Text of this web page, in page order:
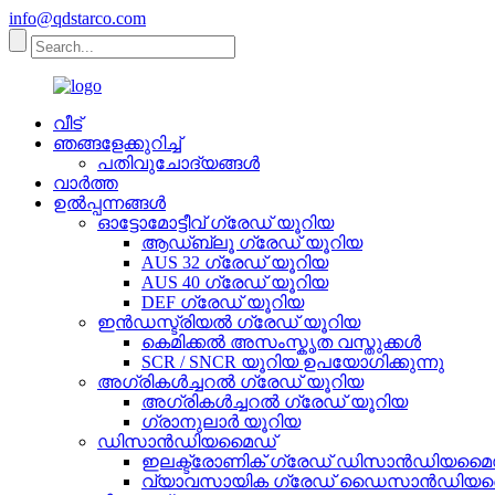
info@qdstarco.com
വീട്
ഞങ്ങളേക്കുറിച്ച്
പതിവുചോദ്യങ്ങൾ
വാർത്ത
ഉൽപ്പന്നങ്ങൾ
ഓട്ടോമോട്ടീവ് ഗ്രേഡ് യൂറിയ
ആഡ്ബ്ലൂ ഗ്രേഡ് യൂറിയ
AUS 32 ഗ്രേഡ് യൂറിയ
AUS 40 ഗ്രേഡ് യൂറിയ
DEF ഗ്രേഡ് യൂറിയ
ഇൻഡസ്ട്രിയൽ ഗ്രേഡ് യൂറിയ
കെമിക്കൽ അസംസ്കൃത വസ്തുക്കൾ
SCR / SNCR യൂറിയ ഉപയോഗിക്കുന്നു
അഗ്രികൾച്ചറൽ ഗ്രേഡ് യൂറിയ
അഗ്രികൾച്ചറൽ ഗ്രേഡ് യൂറിയ
ഗ്രാനുലാർ യൂറിയ
ഡിസാൻഡിയമൈഡ്
ഇലക്ട്രോണിക് ഗ്രേഡ്
വ്യാവസായിക ഗ്രേഡ്